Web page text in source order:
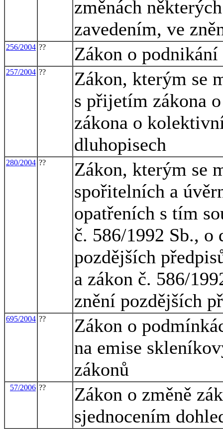
změnách
zavedením, ve
256/2004 ?? Zákon o
257/2004 ??
Zákon, kterým se
s přijetím zákona
zákona o
dluhopisech
280/2004 ??
Zákon, kterým se
spořitelních a
opatřeních s tím
č. 586/1992 Sb.,
pozdějších
a zákon č. 586/
znění pozdějších
695/2004 ??
Zákon o
na emise
zákonů
57/2006 ??
Zákon o změně
sjednocením